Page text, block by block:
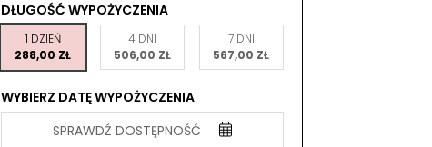
DŁUGOŚĆ WYPOŻYCZENIA
1 DZIEŃ
288,00 ZŁ
4 DNI
506,00 ZŁ
7 DNI
567,00 ZŁ
WYBIERZ DATĘ WYPOŻYCZENIA
SPRAWDŹ DOSTĘPNOŚĆ